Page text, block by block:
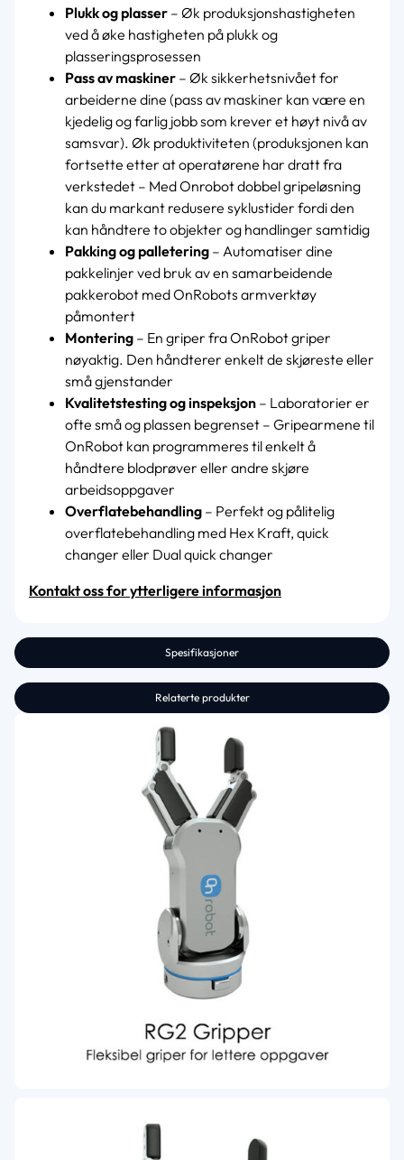
Spesifikasjoner
Relaterte produkter
Plukk og plasser – Øk produksjonshastigheten
ved å øke hastigheten på plukk og
plasseringsprosessen
Pass av maskiner – Øk sikkerhetsnivået for
arbeiderne dine (pass av maskiner kan være en
kjedelig og farlig jobb som krever et høyt nivå av
samsvar). Øk produktiviteten (produksjonen kan
fortsette etter at operatørene har dratt fra
verkstedet – Med Onrobot dobbel gripeløsning
kan du markant redusere syklustider fordi den
kan håndtere to objekter og handlinger samtidig
Pakking og palletering – Automatiser dine
pakkelinjer ved bruk av en samarbeidende
pakkerobot med OnRobots armverktøy
påmontert
Montering – En griper fra OnRobot griper
nøyaktig. Den håndterer enkelt de skjøreste eller
små gjenstander
Kvalitetstesting og inspeksjon – Laboratorier er
ofte små og plassen begrenset – Gripearmene til
OnRobot kan programmeres til enkelt å
håndtere blodprøver eller andre skjøre
arbeidsoppgaver
Overflatebehandling – Perfekt og pålitelig
overflatebehandling med Hex Kraft, quick
changer eller Dual quick changer
Kontakt oss for ytterligere informasjon